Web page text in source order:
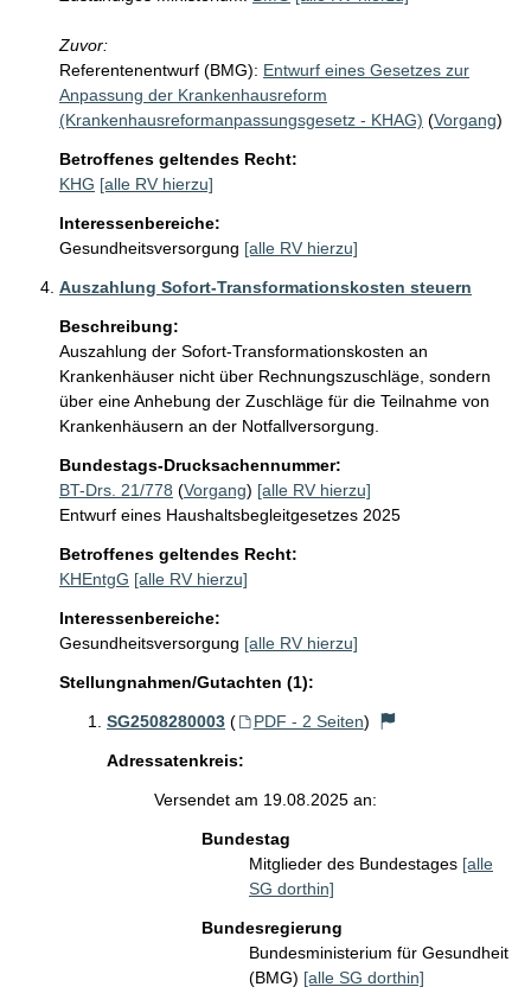
Zuvor:
Referentenentwurf (BMG): Entwurf eines Gesetzes zur
Anpassung der Krankenhausreform
(Krankenhausreformanpassungsgesetz - KHAG) (Vorgang)
Betroffenes geltendes Recht:
KHG [alle RV hierzu]
Interessenbereiche:
Gesundheitsversorgung [alle RV hierzu]
Auszahlung Sofort-Transformationskosten steuern
Beschreibung:
Auszahlung der Sofort-Transformationskosten an
Krankenhäuser nicht über Rechnungszuschläge, sondern
über eine Anhebung der Zuschläge für die Teilnahme von
Krankenhäusern an der Notfallversorgung.
Bundestags-Drucksachennummer:
BT-Drs. 21/778 (Vorgang) [alle RV hierzu]
Entwurf eines Haushaltsbegleitgesetzes 2025
Betroffenes geltendes Recht:
KHEntgG [alle RV hierzu]
Interessenbereiche:
Gesundheitsversorgung [alle RV hierzu]
Stellungnahmen/Gutachten (1):
SG2508280003 ( PDF - 2 Seiten)
Adressatenkreis:
Versendet am 19.08.2025 an:
Bundestag
Mitglieder des Bundestages [alle
SG dorthin]
Bundesregierung
Bundesministerium für Gesundheit
(BMG) [alle SG dorthin]